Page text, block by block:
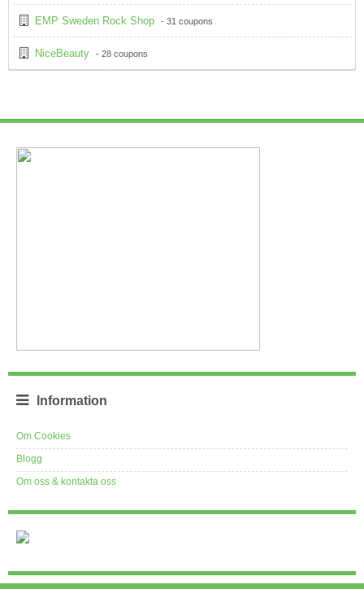
EMP Sweden Rock Shop - 31 coupons
NiceBeauty - 28 coupons
Information
Om Cookies
Blogg
Om oss & kontakta oss